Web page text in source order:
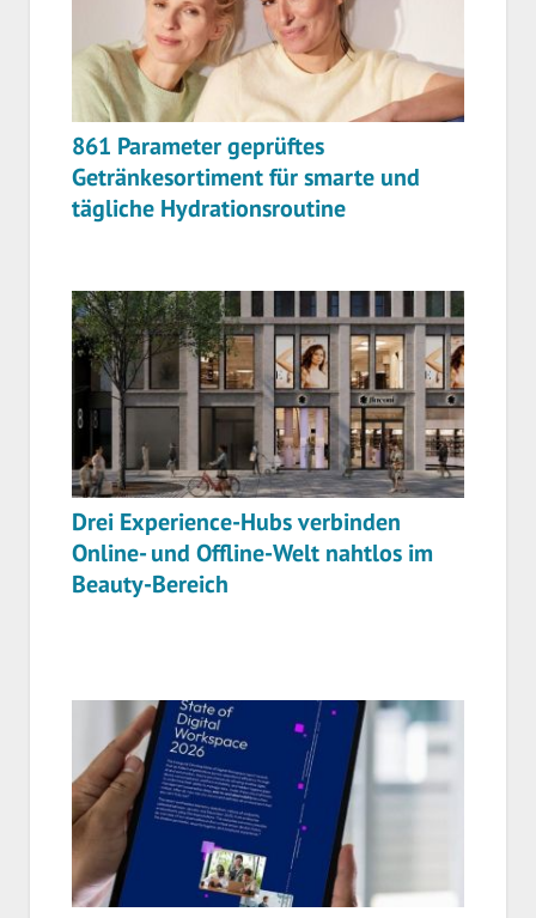
861 Parameter geprüftes
Getränkesortiment für smarte und
tägliche Hydrationsroutine
Drei Experience-Hubs verbinden
Online- und Offline-Welt nahtlos im
Beauty-Bereich